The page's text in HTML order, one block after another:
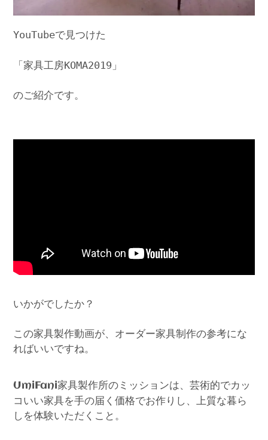
YouTubeで見つけた
「家具工房KOMA2019」
のご紹介です。
いかがでしたか？
この家具製作動画が、オーダー家具制作の参考にな
ればいいですね。
UmiFani家具製作所のミッションは、芸術的でカッ
コいい家具を手の届く価格でお作りし、上質な暮ら
しを体験いただくこと。